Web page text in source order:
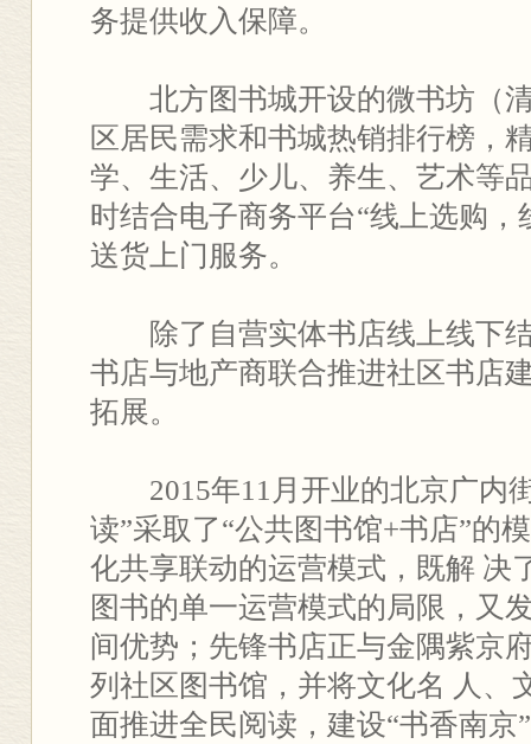
务提供收入保障。
北方图书城开设的微书坊（清
区居民需求和书城热销排行榜，
学、生活、少儿、养生、艺术等
时结合电子商务平台“线上选购，
送货上门服务。
除了自营实体书店线上线下结
书店与地产商联合推进社区书店
拓展。
2015年11月开业的北京广内街
读”采取了“公共图书馆+书店”的
化共享联动的运营模式，既解 决
图书的单一运营模式的局限，又
间优势；先锋书店正与金隅紫京
列社区图书馆，并将文化名 人、
面推进全民阅读，建设“书香南京